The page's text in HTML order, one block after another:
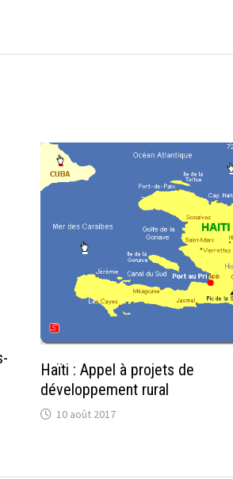
Haïti : Appel à projets de
développement rural
10 août 2017